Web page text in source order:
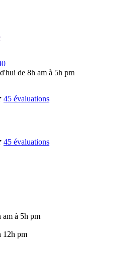
de 8h am à 5h pm
45 évaluations
45 évaluations
à 5h pm
12h pm